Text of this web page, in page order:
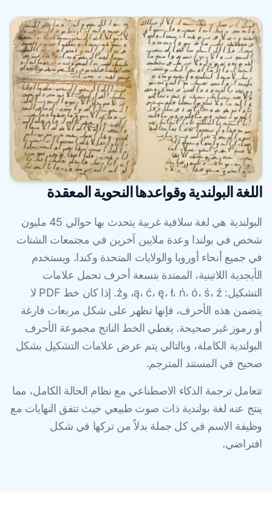
اللغة البولندية وقواعدها النحوية المعقدة
البولندية هي لغة سلافية غربية يتحدث بها حوالي 45 مليون
شخص في بولندا وعدة ملايين آخرين في مجتمعات الشتات
في جميع أنحاء أوروبا والولايات المتحدة وكندا. ويستخدم
الأبجدية اللاتينية، الممتدة بتسعة أحرف تحمل علامات
التشكيل: ą، ć، ę، ł، ń، ó، ś، ź، وż. إذا كان خط PDF لا
يتضمن هذه الأحرف، فإنها تظهر على شكل مربعات فارغة
أو رموز غير صحيحة. يغطي الخط الناتج مجموعة الأحرف
البولندية الكاملة، وبالتالي يتم عرض علامات التشكيل بشكل
صحيح في المستند المترجم.
تتعامل ترجمة الذكاء الاصطناعي مع نظام الحالة الكامل، مما
ينتج عنه لغة بولندية ذات صوت طبيعي حيث تتفق النهايات مع
وظيفة الاسم في كل جملة بدلاً من تركها في شكل
افتراضي.